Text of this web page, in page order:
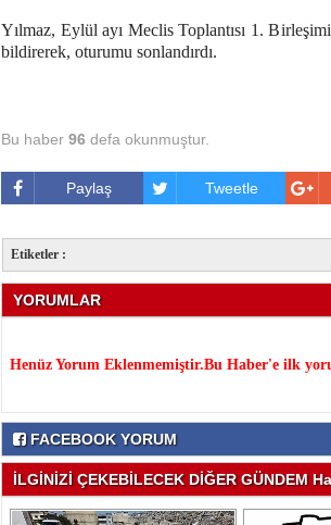
Yılmaz, Eylül ayı Meclis Toplantısı 1.
bildirerek, oturumu sonlandırdı.
Bu haber 96 defa okunmuştur.
Paylaş Tweetle
Etiketler :
YORUMLAR
Henüz Yorum Eklenmemiştir.Bu Haber'e ilk
FACEBOOK YORUM
İLGİNİZİ ÇEKEBİLECEK DİĞER GÜNDEM